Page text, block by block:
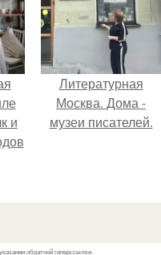
и
Литературная
Москва. Дома -
музеи писателей.
обратной гиперссылки.